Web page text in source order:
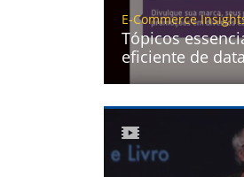
E-Commerce
Tópicos
eficiente de